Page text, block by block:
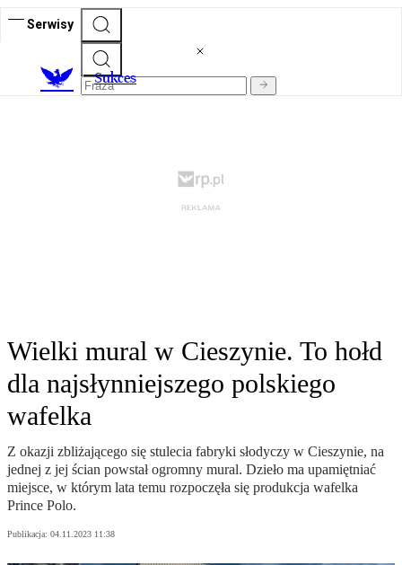
Serwisy
Sukces
Wielki mural w Cieszynie. To hołd
dla najsłynniejszego polskiego
wafelka
Z okazji zbliżającego się stulecia fabryki słodyczy w Cieszynie, na
jednej z jej ścian powstał ogromny mural. Dzieło ma upamiętniać
miejsce, w którym lata temu rozpoczęła się produkcja wafelka
Prince Polo.
Publikacja: 04.11.2023 11:38